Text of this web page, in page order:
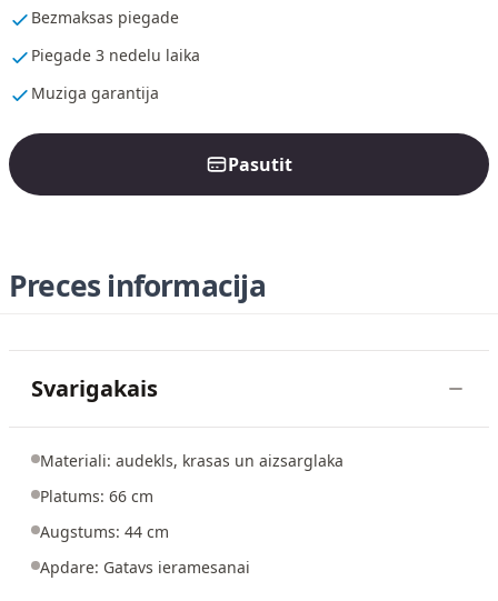
Bezmaksas piegade
Piegade 3 nedelu laika
Muziga garantija
Pasutit
Preces informacija
Svarigakais
Materiali: audekls, krasas un aizsarglaka
Platums: 66 cm
Augstums: 44 cm
Apdare: Gatavs ieramesanai